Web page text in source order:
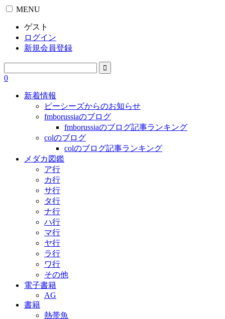
MENU
ゲスト
ログイン
新規会員登録
0
新着情報
ピーシーズからのお知らせ
fmborussiaのブログ
fmborussiaのブログ記事ランキング
colのブログ
colのブログ記事ランキング
メダカ図鑑
ア行
カ行
サ行
タ行
ナ行
ハ行
マ行
ヤ行
ラ行
ワ行
その他
電子書籍
AG
書籍
熱帯魚